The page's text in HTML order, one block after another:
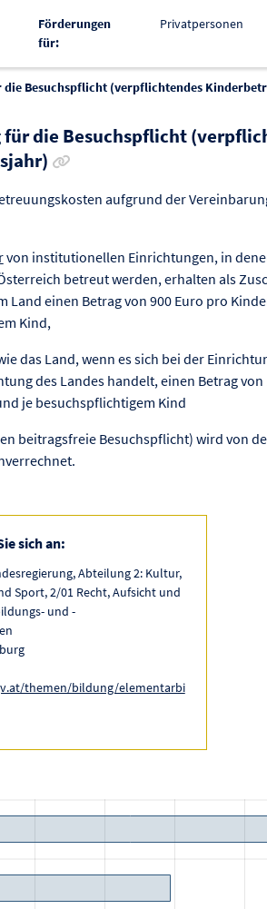
Förderungen
für:
Privatpersonen
Besuchspflicht (verpflichtendes
die Besuchspflicht
Link zur Förderung kopieren
aufgrund der
von institutionellen Einrichtungen, in
betreut werden, erhalten als
Land einen Betrag von 900 Euro pro
Kind,
das Land, wenn es sich bei der
des Landes handelt, einen Betrag von
je besuchspflichtigem Kind
beitragsfreie Besuchspflicht) wird von
sich an:
Abteilung 2: Kultur,
Sport, 2/01 Recht, Aufsicht und
und -
themen/bildung/elementarbi